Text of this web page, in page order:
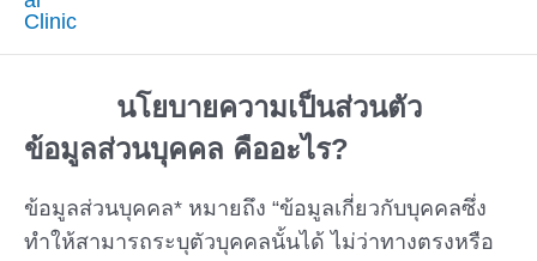
นโยบายความเป็นส่วนตัว
ข้อมูลส่วนบุคคล คืออะไร?
ข้อมูลส่วนบุคคล* หมายถึง “ข้อมูลเกี่ยวกับบุคคลซึ่ง
ทำให้สามารถระบุตัวบุคคลนั้นได้ ไม่ว่าทางตรงหรือ